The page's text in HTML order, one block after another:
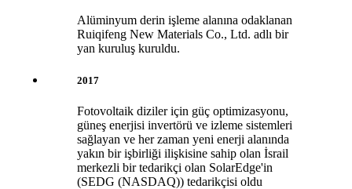
Alüminyum derin işleme alanına odaklanan
Ruiqifeng New Materials Co., Ltd. adlı bir
yan kuruluş kuruldu.
2017
Fotovoltaik diziler için güç optimizasyonu,
güneş enerjisi invertörü ve izleme sistemleri
sağlayan ve her zaman yeni enerji alanında
yakın bir işbirliği ilişkisine sahip olan İsrail
merkezli bir tedarikçi olan SolarEdge'in
(SEDG (NASDAQ)) tedarikçisi oldu